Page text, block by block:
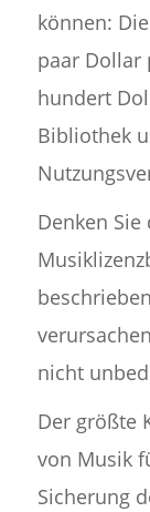
können:
paar Dollar
hundert
Bibliothek
Denken Sie
nicht
Der größte
von Musik
Sicherung